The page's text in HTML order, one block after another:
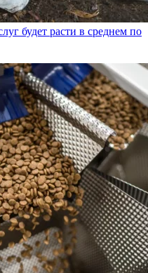
будет расти в среднем по